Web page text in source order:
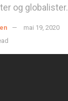
og globalister.
mai 19, 2020